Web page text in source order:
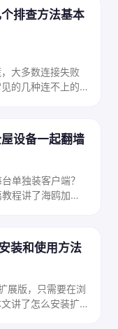
排查方法基本
大多数连接失败
的几种连不上的
设备一起翻墙
单独装客户端？
程讲了海鸥加速
装和使用方法
展版，只需要在浏
讲了怎么安装扩